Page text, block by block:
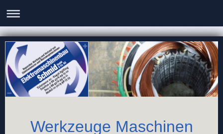
Werkzeuge Maschinen